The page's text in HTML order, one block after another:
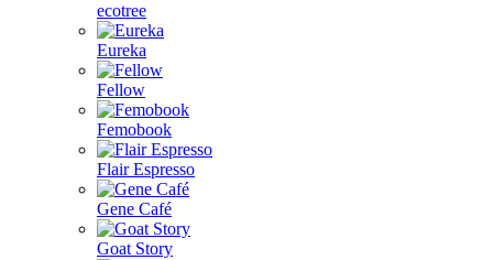
ecotree
Eureka
Fellow
Femobook
Flair Espresso
Gene Café
Goat Story